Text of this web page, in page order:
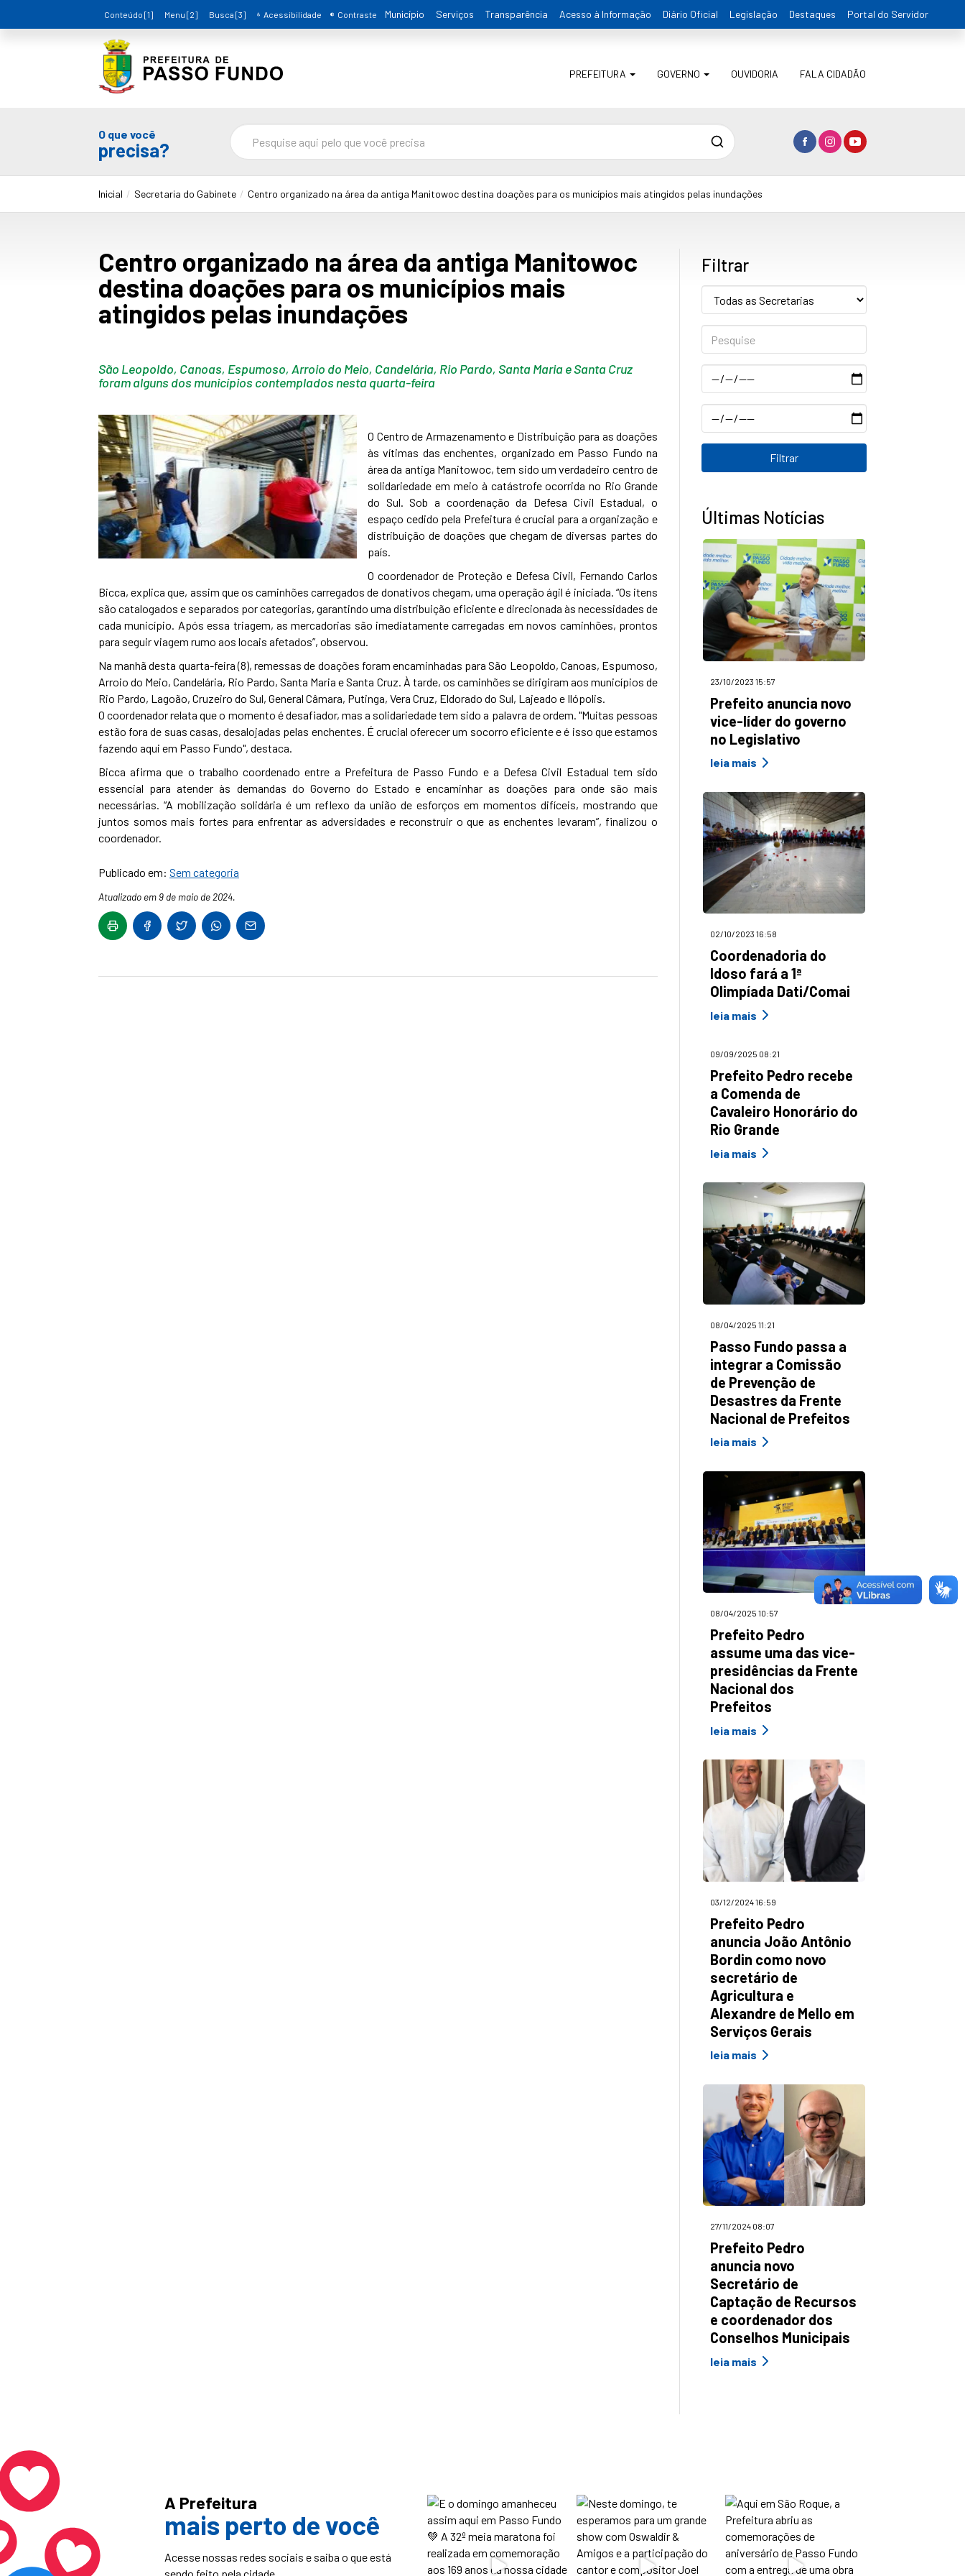
Conteúdo [1] Menu [2] Busca [3] Acessibilidade Contraste Município Serviços Transparência Acesso à Informação Diário Oficial Legislação Destaques Portal do Servidor
PREFEITURA GOVERNO OUVIDORIA FALA CIDADÃO
O que você
precisa? Pesquisa
Inicial Secretaria do Gabinete Centro organizado na área da antiga Manitowoc destina doações para os municípios mais atingidos pelas inundações
Centro organizado na área da antiga Manitowoc
destina doações para os municípios mais
atingidos pelas inundações
São Leopoldo, Canoas, Espumoso, Arroio do Meio, Candelária, Rio Pardo, Santa Maria e Santa Cruz
foram alguns dos municípios contemplados nesta quarta-feira
O Centro de Armazenamento e Distribuição para as doações
às vítimas das enchentes, organizado em Passo Fundo na
área da antiga Manitowoc, tem sido um verdadeiro centro de
solidariedade em meio à catástrofe ocorrida no Rio Grande
do Sul. Sob a coordenação da Defesa Civil Estadual, o
espaço cedido pela Prefeitura é crucial para a organização e
distribuição de doações que chegam de diversas partes do
país.
O coordenador de Proteção e Defesa Civil, Fernando Carlos
Bicca, explica que, assim que os caminhões carregados de donativos chegam, uma operação ágil é iniciada. “Os itens
são catalogados e separados por categorias, garantindo uma distribuição eficiente e direcionada às necessidades de
cada município. Após essa triagem, as mercadorias são imediatamente carregadas em novos caminhões, prontos
para seguir viagem rumo aos locais afetados”, observou.
Na manhã desta quarta-feira (8), remessas de doações foram encaminhadas para São Leopoldo, Canoas, Espumoso,
Arroio do Meio, Candelária, Rio Pardo, Santa Maria e Santa Cruz. À tarde, os caminhões se dirigiram aos municípios de
Rio Pardo, Lagoão, Cruzeiro do Sul, General Câmara, Putinga, Vera Cruz, Eldorado do Sul, Lajeado e Ilópolis.
O coordenador relata que o momento é desafiador, mas a solidariedade tem sido a palavra de ordem. "Muitas pessoas
estão fora de suas casas, desalojadas pelas enchentes. É crucial oferecer um socorro eficiente e é isso que estamos
fazendo aqui em Passo Fundo", destaca.
Bicca afirma que o trabalho coordenado entre a Prefeitura de Passo Fundo e a Defesa Civil Estadual tem sido
essencial para atender às demandas do Governo do Estado e encaminhar as doações para onde são mais
necessárias. “A mobilização solidária é um reflexo da união de esforços em momentos difíceis, mostrando que
juntos somos mais fortes para enfrentar as adversidades e reconstruir o que as enchentes levaram”, finalizou o
coordenador.
Publicado em: Sem categoria
Atualizado em 9 de maio de 2024.
Filtrar
Data
Data
Últimas Notícias
23/10/2023 15:57
Prefeito anuncia novo
vice-líder do governo
no Legislativo
leia mais
02/10/2023 16:58
Coordenadoria do
Idoso fará a 1ª
Olimpíada Dati/Comai
leia mais
09/09/2025 08:21
Prefeito Pedro recebe
a Comenda de
Cavaleiro Honorário do
Rio Grande
leia mais
08/04/2025 11:21
Passo Fundo passa a
integrar a Comissão
de Prevenção de
Desastres da Frente
Nacional de Prefeitos
leia mais
08/04/2025 10:57
Prefeito Pedro
assume uma das vice-
presidências da Frente
Nacional dos
Prefeitos
leia mais
03/12/2024 16:59
Prefeito Pedro
anuncia João Antônio
Bordin como novo
secretário de
Agricultura e
Alexandre de Mello em
Serviços Gerais
leia mais
27/11/2024 08:07
Prefeito Pedro
anuncia novo
Secretário de
Captação de Recursos
e coordenador dos
Conselhos Municipais
leia mais
A Prefeitura
mais perto de você
Acesse nossas redes sociais e saiba o que está